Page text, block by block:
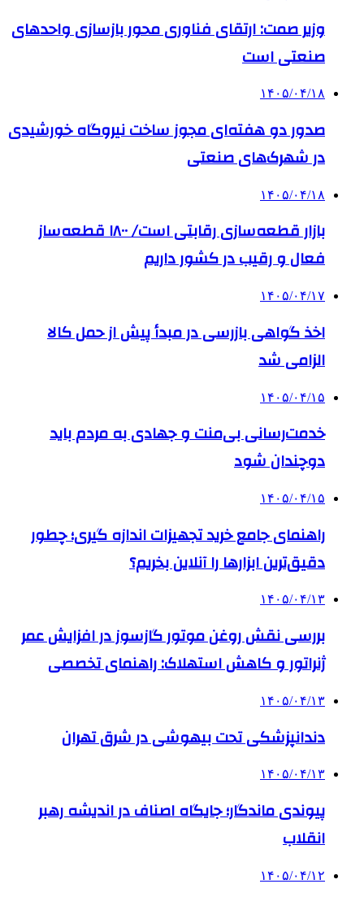
وزیر صمت: ارتقای فناوری محور بازسازی واحدهای
صنعتی است
۱۴۰۵/۰۴/۱۸
صدور دو هفته‌ای مجوز ساخت نیروگاه خورشیدی
در شهرک‌های صنعتی
۱۴۰۵/۰۴/۱۸
بازار قطعه‌سازی رقابتی است/ ۱۸۰۰ قطعه‌ساز
فعال و رقیب در کشور داریم
۱۴۰۵/۰۴/۱۷
اخذ گواهی بازرسی در مبدأ پیش از حمل کالا
الزامی شد
۱۴۰۵/۰۴/۱۵
خدمت‌رسانی بی‌منت و جهادی به مردم باید
دوچندان شود
۱۴۰۵/۰۴/۱۵
راهنمای جامع خرید تجهیزات اندازه گیری؛ چطور
دقیق‌ترین ابزارها را آنلاین بخریم؟
۱۴۰۵/۰۴/۱۳
بررسی نقش روغن موتور گازسوز در افزایش عمر
ژنراتور و کاهش استهلاک: راهنمای تخصصی
۱۴۰۵/۰۴/۱۳
دندانپزشکی تحت بیهوشی در شرق تهران
۱۴۰۵/۰۴/۱۳
پیوندی ماندگار؛ جایگاه اصناف در اندیشه رهبر
انقلاب
۱۴۰۵/۰۴/۱۲